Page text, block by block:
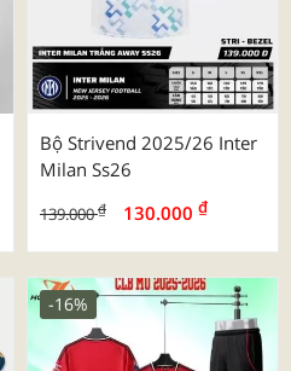
Bộ Strivend 2025/26 Inter
Milan Ss26
139.000₫ 130.000 ₫
-16%